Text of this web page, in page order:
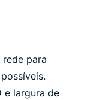
para
e largura de